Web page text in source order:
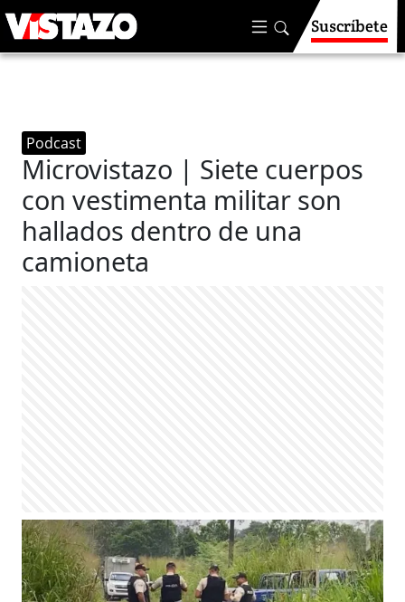
Suscríbete
Podcast
Microvistazo | Siete cuerpos
con vestimenta militar son
hallados dentro de una
camioneta